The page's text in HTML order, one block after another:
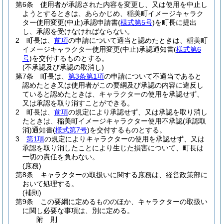
第6条
使用者が承認された内容を変更し、又は使用を中止し
ようとするときは、あらかじめ、稲美町イメージキャラク
ター使用変更(中止)承認申請書(様式第5号)を町長に提出
し、承認を受けなければならない。
2
町長は、 前項の申請について適当と認めたときは、稲美町
イメージキャラクター使用変更(中止)承認通知書(様式第6
号)を交付するものとする。
(不承認及び承認の取消し)
第7条
町長は、 第3条第1項の申請について不適当であると
認めたとき又は使用者がこの要綱及び承認の内容に違反し
ていると認めたときは、キャラクターの使用を承認せず、
又は承認を取り消すことができる。
2
町長は、 前項の規定により承認せず、又は承認を取り消し
たときは、稲美町イメージキャラクター使用不承認(承認取
消)通知書(様式第7号)を交付するものとする。
3
第1項の規定によりキャラクターの使用を承認せず、又は
承認を取り消したことにより生じた損害について、町長は
一切の責任を負わない。
(庶務)
第8条
キャラクターの取扱いに関する庶務は、経営政策部に
おいて処理する。
(補則)
第9条
この要綱に定めるもののほか、キャラクターの取扱い
に関し必要な事項は、別に定める。
附 則